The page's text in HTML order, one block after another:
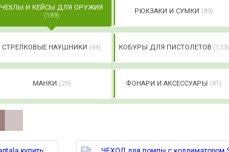
ЧЕХЛЫ И КЕЙСЫ ДЛЯ ОРУЖИЯ
(189)
РЮКЗАКИ И СУМКИ (89)
СТРЕЛКОВЫЕ НАУШНИКИ (44) КОБУРЫ ДЛЯ ПИСТОЛЕТОВ (133)
МАНКИ (29) ФОНАРИ И АКСЕССУАРЫ (81)